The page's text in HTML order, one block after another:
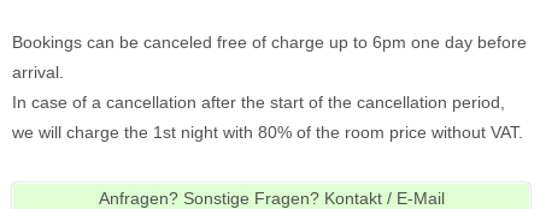
Bookings can be canceled free of charge up to 6pm one day before
arrival.
In case of a cancellation after the start of the cancellation period,
we will charge the 1st night with 80% of the room price without VAT.
Anfragen? Sonstige Fragen? Kontakt / E-Mail